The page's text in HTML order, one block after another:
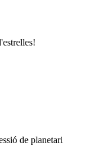
de planetari